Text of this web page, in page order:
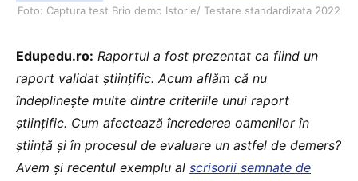
Foto: Captura test Brio demo Istorie/ Testare standardizata 2022
Edupedu.ro: Raportul a fost prezentat ca fiind un
raport validat științific. Acum aflăm că nu
îndeplinește multe dintre criteriile unui raport
științific. Cum afectează încrederea oamenilor în
știință și în procesul de evaluare un astfel de demers?
Avem și recentul exemplu al scrisorii semnate de